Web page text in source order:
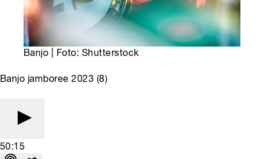
Banjo | Foto: Shutterstock
Banjo jamboree 2023 (8)
50:15